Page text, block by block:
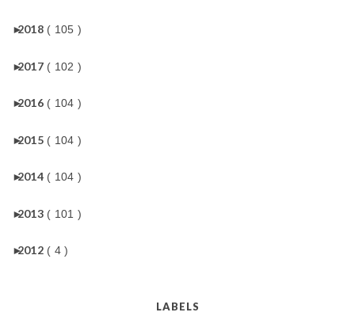
►
2018 ( 105 )
►
2017 ( 102 )
►
2016 ( 104 )
►
2015 ( 104 )
►
2014 ( 104 )
►
2013 ( 101 )
►
2012 ( 4 )
LABELS